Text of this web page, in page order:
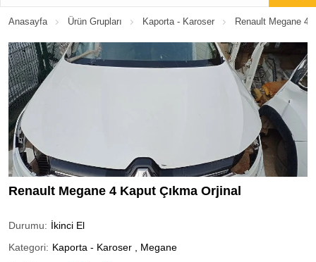
Anasayfa Ürün Grupları Kaporta - Karoser Renault Megane 4
Renault Megane 4 Kaput Çıkma Orjinal
Durumu: İkinci El
Kategori: Kaporta - Karoser
Megane